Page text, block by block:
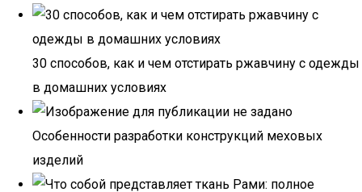
30 способов, как и чем отстирать ржавчину с одежды
в домашних условиях
Особенности разработки конструкций меховых
изделий